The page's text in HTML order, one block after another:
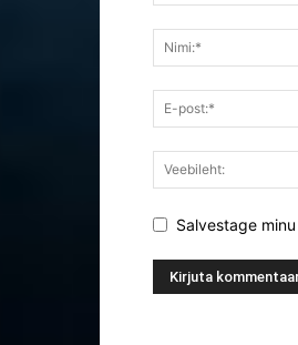
Salvestage